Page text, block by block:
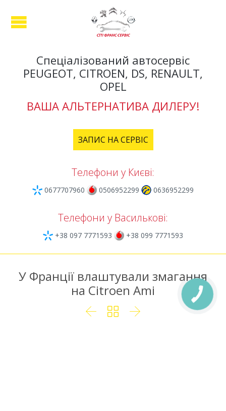
Спеціалізований автосервіс
PEUGEOT, CITROEN, DS, RENAULT,
OPEL
ВАША АЛЬТЕРНАТИВА ДИЛЕРУ!
ЗАПИС НА СЕРВІС
Телефони у Києві:
0677707960 0506952299 0636952299
Телефони у Василькові:
+38 097 7771593 +38 099 7771593
У Франції влаштували змагання
на Citroen Ami
  